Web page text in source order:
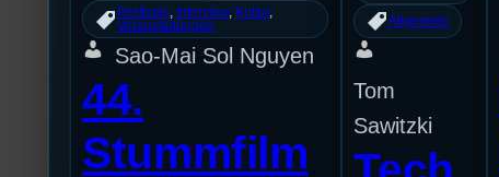
Festivals Interview, Kultur
Veranstaltungen
Sao-Mai Sol Nguyen
44.
Stummfilm
Allgemein
Tom
Sawitzki